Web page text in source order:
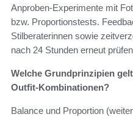
Anproben‑Experimente mit
bzw. Proportionstests.
Stilberaterinnen sowie
nach 24 Stunden erneut
Welche Grundprinzipien
Outfit‑Kombinationen?
Balance und Proportion